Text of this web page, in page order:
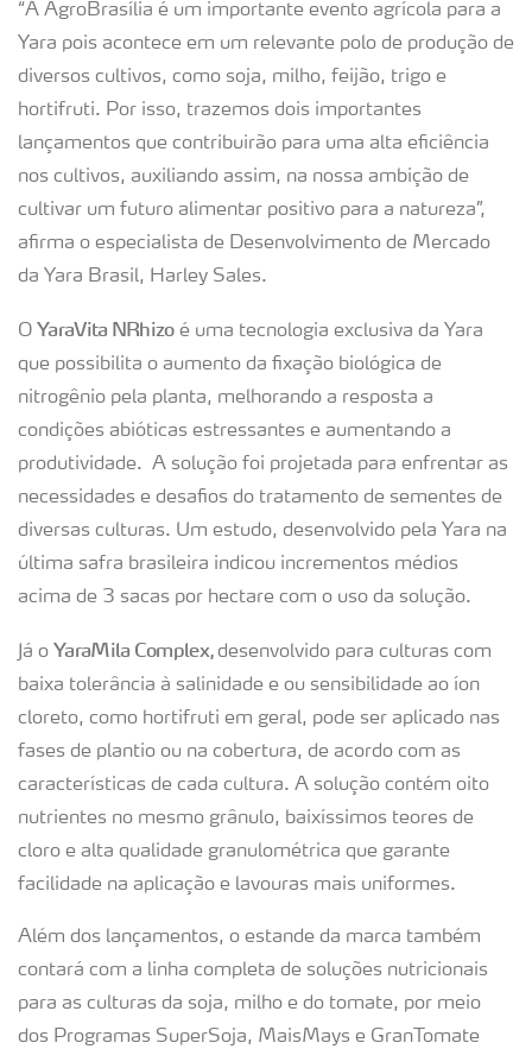
“A AgroBrasília é um importante evento agrícola para a
Yara pois acontece em um relevante polo de produção de
diversos cultivos, como soja, milho, feijão, trigo e
hortifruti. Por isso, trazemos dois importantes
lançamentos que contribuirão para uma alta eficiência
nos cultivos, auxiliando assim, na nossa ambição de
cultivar um futuro alimentar positivo para a natureza”,
afirma o especialista de Desenvolvimento de Mercado
da Yara Brasil, Harley Sales.
O YaraVita NRhizoé uma tecnologia exclusiva da Yara
que possibilita o aumento da fixação biológica de
nitrogênio pela planta, melhorando a resposta a
condições abióticas estressantes e aumentando a
produtividade. A solução foi projetada para enfrentar as
necessidades e desafios do tratamento de sementes de
diversas culturas. Um estudo, desenvolvido pela Yara na
última safra brasileira indicou incrementos médios
acima de 3 sacas por hectare com o uso da solução.
Já o YaraMila Complex,desenvolvido para culturas com
baixa tolerância à salinidade e ou sensibilidade ao íon
cloreto, como hortifruti em geral, pode ser aplicado nas
fases de plantio ou na cobertura, de acordo com as
características de cada cultura. A solução contém oito
nutrientes no mesmo grânulo, baixíssimos teores de
cloro e alta qualidade granulométrica que garante
facilidade na aplicação e lavouras mais uniformes.
Além dos lançamentos, o estande da marca também
contará com a linha completa de soluções nutricionais
para as culturas da soja, milho e do tomate, por meio
dos Programas SuperSoja, MaisMays e GranTomate